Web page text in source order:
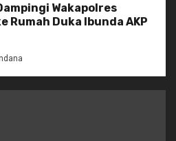
Wakapolres
Rumah Duka Ibunda AKP